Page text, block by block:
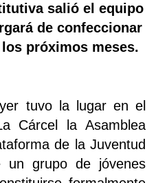
salió el equipo
de confeccionar
próximos meses.
tuvo la lugar en el
Cárcel la Asamblea
de la Juventud
grupo de jóvenes